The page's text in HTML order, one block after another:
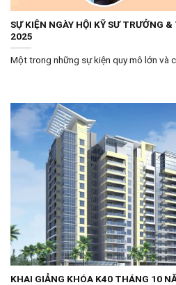
SỰ KIỆN NGÀY HỘI KỸ SƯ TRƯỞNG
2025
Một trong những sự kiện quy mô lớn và
KHAI GIẢNG KHÓA K40 THÁNG 10